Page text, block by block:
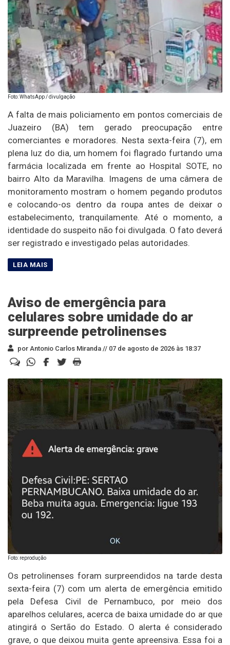
Foto: WhatsApp / divulgação
A falta de mais policiamento em pontos comerciais de
Juazeiro (BA) tem gerado preocupação entre
comerciantes e moradores. Nesta sexta-feira (7), em
plena luz do dia, um homem foi flagrado furtando uma
farmácia localizada em frente ao Hospital SOTE, no
bairro Alto da Maravilha. Imagens de uma câmera de
monitoramento mostram o homem pegando produtos
e colocando-os dentro da roupa antes de deixar o
estabelecimento, tranquilamente. Até o momento, a
identidade do suspeito não foi divulgada. O fato deverá
ser registrado e investigado pelas autoridades.
Aviso de emergência para
celulares sobre umidade do ar
surpreende petrolinenses
por Antonio Carlos Miranda // 07 de agosto de 2026 às 18:37
Foto: reprodução
Os petrolinenses foram surpreendidos na tarde desta
sexta-feira (7) com um alerta de emergência emitido
pela Defesa Civil de Pernambuco, por meio dos
aparelhos celulares, acerca de baixa umidade do ar que
atingirá o Sertão do Estado. O alerta é considerado
grave, o que deixou muita gente apreensiva. Essa foi a